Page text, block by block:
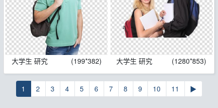
大学生 研究 (199*382) 大学生 研究 (1280*853)
1 2 3 4 5 6 7 8 9 10 11 ▶